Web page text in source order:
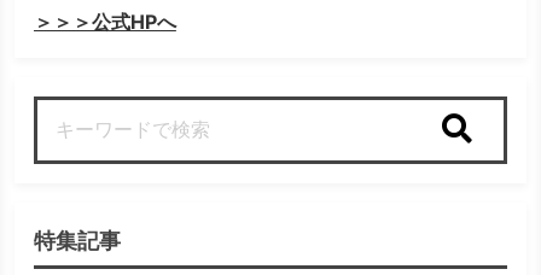
＞＞＞公式HPへ
特集記事